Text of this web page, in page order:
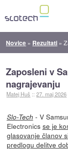
Novice » Rezultati »
Zaposleni v
nagrajevanju
Matej Huš ::27. maj 2026
Slo-Tech - V
Electronics se je
glasovanje članov
predlogu delitve